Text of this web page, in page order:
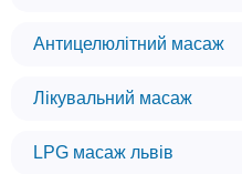
Антицелюлітний масаж
Лікувальний масаж
LPG масаж львів